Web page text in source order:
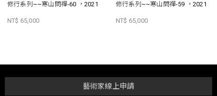
修行系列~~寒山問禪-60 ，2021
NT$ 65,000
修行系列~~寒山問禪-59 ，2021
NT$ 65,000
藝術家線上申請